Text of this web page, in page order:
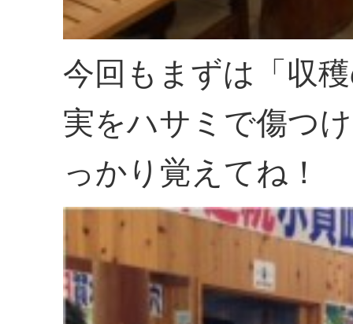
今回もまずは「収
実をハサミで傷つ
っかり覚えてね！